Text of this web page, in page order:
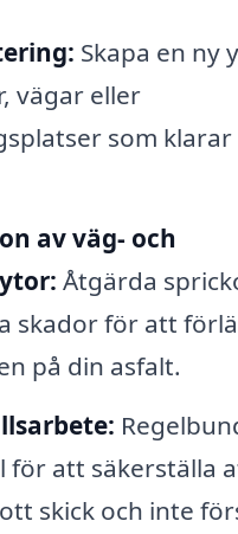
Skapa en ny
vägar eller
som klarar
av väg- och
Åtgärda
skador för att
på din asfalt.
för att säkerställa
skick och inte